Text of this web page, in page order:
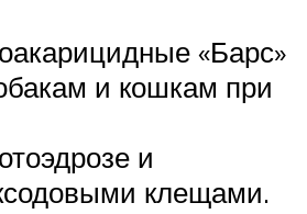
«Барс»
и кошкам при
и
клещами.